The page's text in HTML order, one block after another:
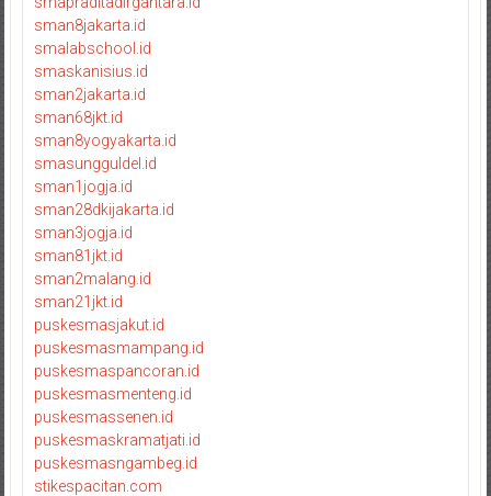
sman8jakarta.id
smalabschool.id
smaskanisius.id
sman2jakarta.id
sman68jkt.id
sman8yogyakarta.id
smasungguldel.id
sman1jogja.id
sman28dkijakarta.id
sman3jogja.id
sman81jkt.id
sman2malang.id
sman21jkt.id
puskesmasjakut.id
puskesmasmampang.id
puskesmaspancoran.id
puskesmasmenteng.id
puskesmassenen.id
puskesmaskramatjati.id
puskesmasngambeg.id
stikespacitan.com